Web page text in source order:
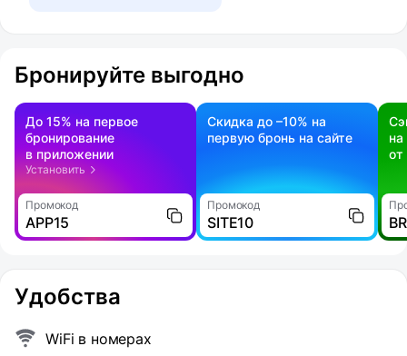
Бронируйте выгодно
До 15% на первое
бронирование
в приложении
Установить
Промокод
APP15
Скидка до –10% на
первую бронь на сайте
Промокод
SITE10
на
Удобства
WiFi в номерах